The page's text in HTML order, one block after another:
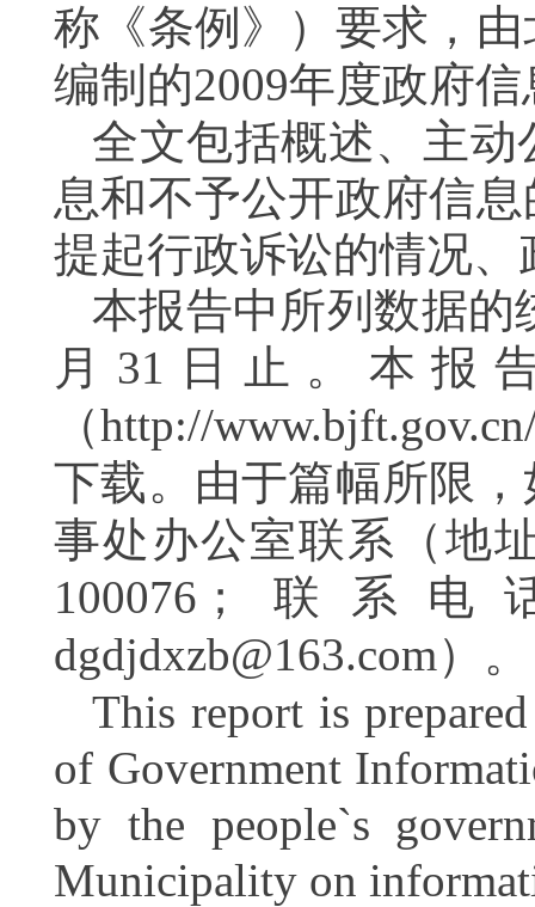
称《条例》）要求，
编制的2009年度政府
全文包括概述、主
息和不予公开政府信
提起行政诉讼的情况
本报告中所列数据的
月 31 日止。本报
（http://
下载。 由于篇幅所限，
事处办公室联系 （地
100076 ；
联系电
dgdjdxzb@163.com）。
This report is
of Government
by the people`s
Municipality on